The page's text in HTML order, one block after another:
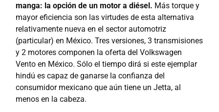
manga: la opción de un motor a diésel. Más torque y
mayor eficiencia son las virtudes de esta alternativa
relativamente nueva en el sector automotriz
(particular) en México. Tres versiones, 3 transmisiones
y 2 motores componen la oferta del Volkswagen
Vento en México. Sólo el tiempo dirá si este ejemplar
hindú es capaz de ganarse la confianza del
consumidor mexicano que aún tiene un Jetta, al
menos en la cabeza.